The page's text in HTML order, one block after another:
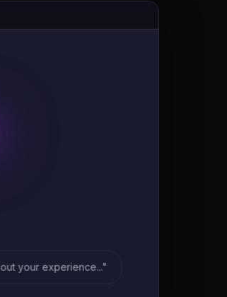
your experience..."